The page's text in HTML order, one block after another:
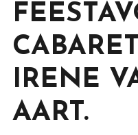
IRENE
AART.